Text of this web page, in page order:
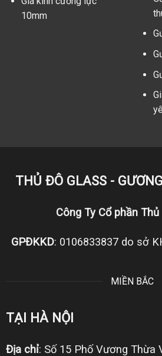
10mm
THỦ ĐÔ GLASS -
Công Ty Cổ phần
GPĐKKD: 0106833837 do sở
MIỀN BẮC
TẠI HÀ NỘI
Địa chỉ: Số 15 Phố Vương Thừa